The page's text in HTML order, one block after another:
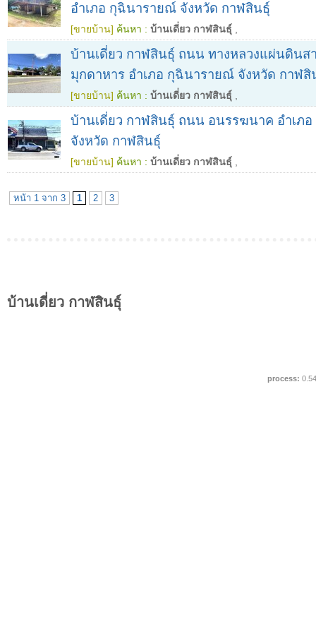
อำเภอ กุฉินารายณ์ จังหวัด กาฬสินธุ์
[ขายบ้าน] ค้นหา : บ้านเดี่ยว กาฬสินธุ์
บ้านเดี่ยว กาฬสินธุ์ ถนน ทางหลวงแผ่นดินส
มุกดาหาร อำเภอ กุฉินารายณ์ จังหวัด กาฬสิ
[ขายบ้าน] ค้นหา : บ้านเดี่ยว กาฬสินธุ์
บ้านเดี่ยว กาฬสินธุ์ ถนน อนรรฆนาค อำเภอ
จังหวัด กาฬสินธุ์
[ขายบ้าน] ค้นหา : บ้านเดี่ยว กาฬสินธุ์
หน้า 1 จาก 3 1 2 3
บ้านเดี่ยว กาฬสินธุ์
process: